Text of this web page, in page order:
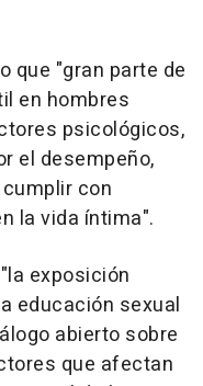
que "gran parte de
en hombres
psicológicos,
el desempeño,
con
la vida íntima".
exposición
educación sexual
abierto sobre
que afectan